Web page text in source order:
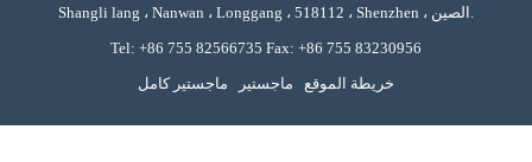
Tel: +86 755 82566735 Fax: +86 755 83230956
خريطة الموقع ماجستير ماجستير كامل